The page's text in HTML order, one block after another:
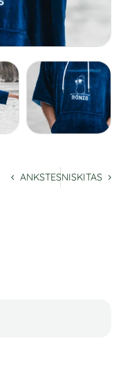
ANKSTESNISKITAS